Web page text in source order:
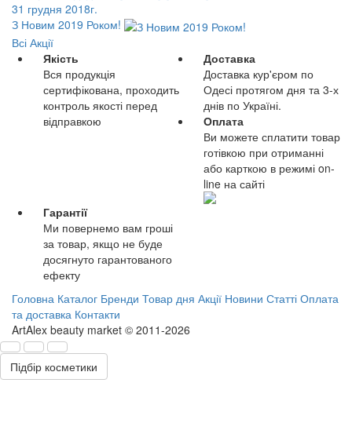
31 грудня 2018г.
З Новим 2019 Роком!
Всі Акції
Якість
Вся продукція
сертифікована, проходить
контроль якості перед
відправкою
Доставка
Доставка кур'єром по
Одесі протягом дня та 3-х
днів по Україні.
Оплата
Ви можете сплатити товар
готівкою при отриманні
або карткою в режимі on-
line на сайті
Гарантії
Ми повернемо вам гроші
за товар, якщо не буде
досягнуто гарантованого
ефекту
Головна Каталог Бренди Товар дня Акції Новини Статті Оплата
та доставка Контакти
ArtAlex beauty market © 2011-2026
Підбір косметики